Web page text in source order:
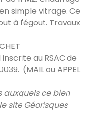
simple vitrage. Ce
à l'égout. Travaux
au RSAC de
(MAIL ou APPEL
auxquels ce bien
site Géorisques